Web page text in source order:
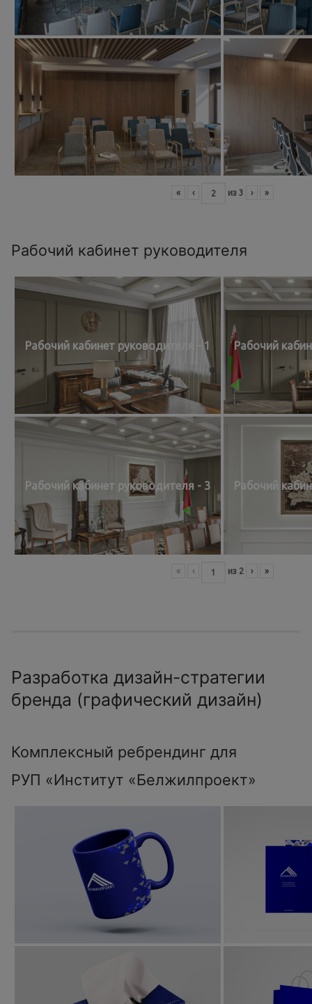
« ‹ из 3 › »
Рабочий кабинет руководителя
Рабочий кабинет руководителя - 1 Рабочий
Рабочий кабинет руководителя - 3 Рабочий
« ‹ из 2 › »
Разработка дизайн-стратегии
бренда (графический дизайн)
Комплексный ребрендинг для
РУП «Институт «Белжилпроект»